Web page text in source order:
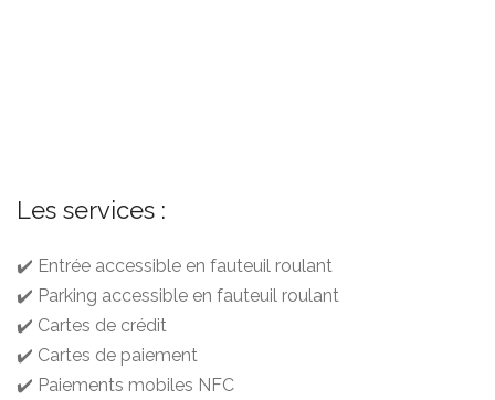
Les services :
✔️ Entrée accessible en fauteuil roulant
✔️ Parking accessible en fauteuil roulant
✔️ Cartes de crédit
✔️ Cartes de paiement
✔️ Paiements mobiles NFC